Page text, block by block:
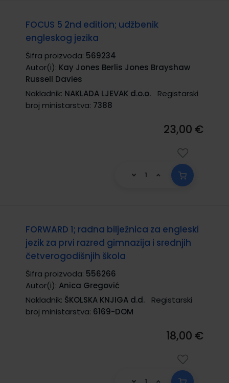
FOCUS 5 2nd edition; udžbenik
engleskog jezika
Šifra proizvoda: 569234
Autor(i): Kay Jones Berlis Jones Brayshaw
Russell Davies
Nakladnik: NAKLADA LJEVAK d.o.o.
Registarski
broj ministarstva: 7388
23,00 €
FORWARD 1; radna bilježnica za engleski
jezik za prvi razred gimnazija i srednjih
četverogodišnjih škola
Šifra proizvoda: 556266
Autor(i): Anica Gregović
Nakladnik: ŠKOLSKA KNJIGA d.d.
Registarski
broj ministarstva: 6169-DOM
18,00 €